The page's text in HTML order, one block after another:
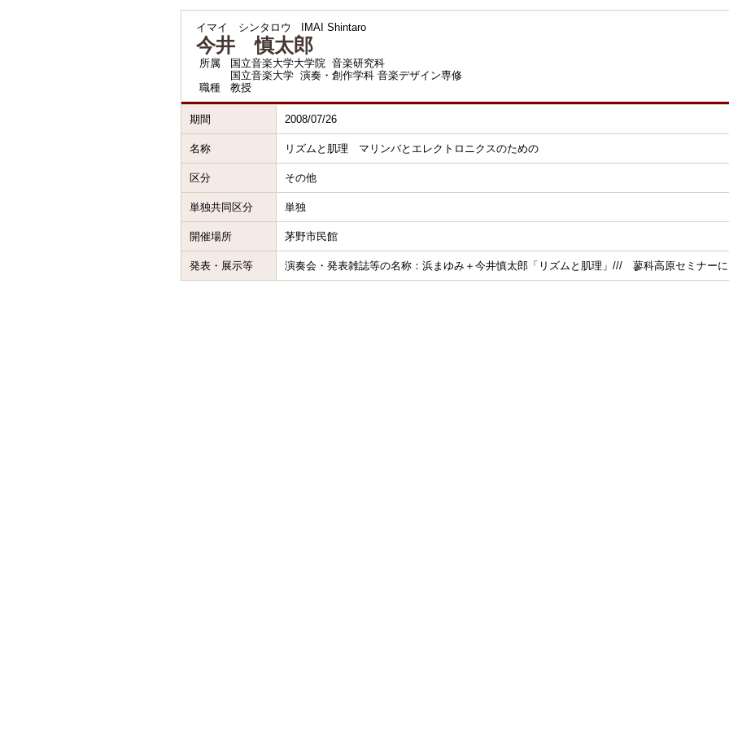
イマイ シンタロウ IMAI Shintaro
今井 慎太郎
所属
国立音楽大学大学院 音楽研究科
国立音楽大学 演奏・創作学科 音楽デザイン専修
職種
教授
期間 2008/07/26
名称 リズムと肌理 マリンバとエレクトロニクスのための
区分 その他
単独共同区分 単独
開催場所 茅野市民館
発表・展示等 演奏会・発表雑誌等の名称：浜まゆみ＋今井慎太郎「リズムと肌理」/// 蓼科高原セミナーに